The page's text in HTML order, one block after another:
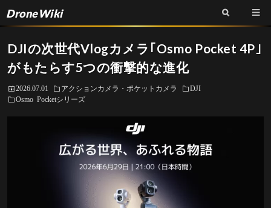
DroneWiki
DJIの次世代Vlogカメラ｢Osmo Pocket 4P｣
がもたらす5つの衝撃的な進化
2026.07.01 アクションカメラ・ポケットカメラ
DJI
Osmo Pocketシリーズ